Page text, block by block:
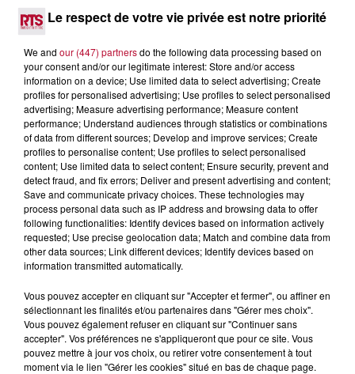
complexes pour observer la vie sous-marine. Cet été, un
masque, un tuba et une paire de palmes...
SOIRÉE DJ PLAYA
Le respect de votre vie privée est notre priorité
We and our (447) partnersdo the following data processing based on
your consent and/or our legitimate interest: Store and/or access
information on a device; Use limited data to select advertising; Create
profiles for personalised advertising; Use profiles to select personalised
advertising; Measure advertising performance; Measure content
performance; Understand audiences through statistics or combinations
of data from different sources; Develop and improve services; Create
profiles to personalise content; Use profiles to select personalised
content; Use limited data to select content; Ensure security, prevent and
detect fraud, and fix errors; Deliver and present advertising and content;
Save and communicate privacy choices. These technologies may
process personal data such as IP address and browsing data to offer
following functionalities: Identify devices based on information actively
requested; Use precise geolocation data; Match and combine data from
other data sources; Link different devices; Identify devices based on
information transmitted automatically.
Vous pouvez accepter en cliquant sur "Accepter et fermer", ou affiner en
sélectionnant les finalités et/ou partenaires dans "Gérer mes choix".
Vous pouvez également refuser en cliquant sur "Continuer sans
accepter". Vos préférences ne s'appliqueront que pour ce site. Vous
pouvez mettre à jour vos choix, ou retirer votre consentement à tout
moment via le lien "Gérer les cookies" situé en bas de chaque page.